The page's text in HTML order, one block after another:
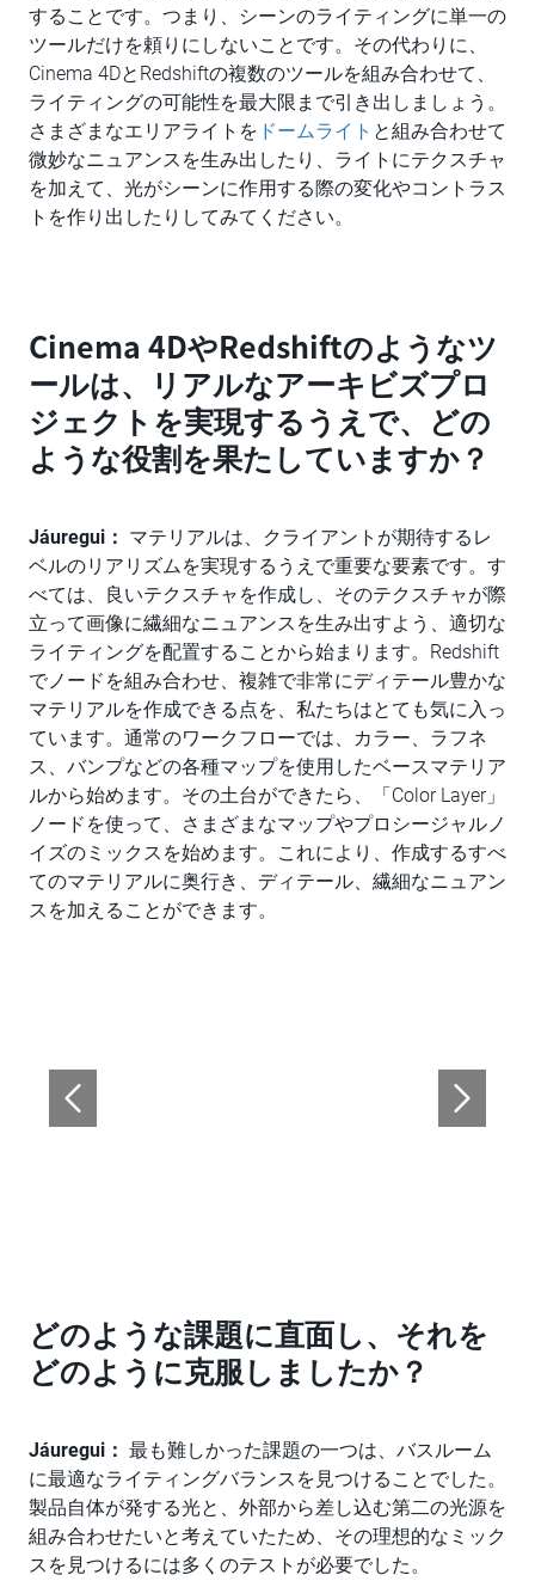
することです。つまり、シーンのライティングに単一の
ツールだけを頼りにしないことです。その代わりに、
Cinema 4DとRedshiftの複数のツールを組み合わせて、
ライティングの可能性を最大限まで引き出しましょう。
さまざまなエリアライトを ドームライト と組み合わせて
微妙なニュアンスを生み出したり、ライトにテクスチャ
を加えて、光がシーンに作用する際の変化やコントラス
トを作り出したりしてみてください。
Cinema 4DやRedshiftのようなツ
ールは、リアルなアーキビズプロ
ジェクトを実現するうえで、どの
ような役割を果たしていますか？
Jáuregui： マテリアルは、クライアントが期待するレ
ベルのリアリズムを実現するうえで重要な要素です。す
べては、良いテクスチャを作成し、そのテクスチャが際
立って画像に繊細なニュアンスを生み出すよう、適切な
ライティングを配置することから始まります。Redshift
でノードを組み合わせ、複雑で非常にディテール豊かな
マテリアルを作成できる点を、私たちはとても気に入っ
ています。通常のワークフローでは、カラー、ラフネ
ス、バンプなどの各種マップを使用したベースマテリア
ルから始めます。その土台ができたら、「Color Layer」
ノードを使って、さまざまなマップやプロシージャルノ
イズのミックスを始めます。これにより、作成するすべ
てのマテリアルに奥行き、ディテール、繊細なニュアン
スを加えることができます。
どのような課題に直面し、それを
どのように克服しましたか？
Jáuregui： 最も難しかった課題の一つは、バスルーム
に最適なライティングバランスを見つけることでした。
製品自体が発する光と、外部から差し込む第二の光源を
組み合わせたいと考えていたため、その理想的なミック
スを見つけるには多くのテストが必要でした。